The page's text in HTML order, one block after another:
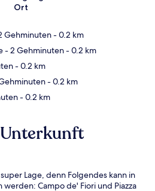
Ort
Gehminuten- 0.2 km
- 2 Gehminuten- 0.2 km
- 0.2 km
- 0.2 km
- 0.2 km
Lage, denn Folgendes kann in
Campo de' Fiori und Piazza